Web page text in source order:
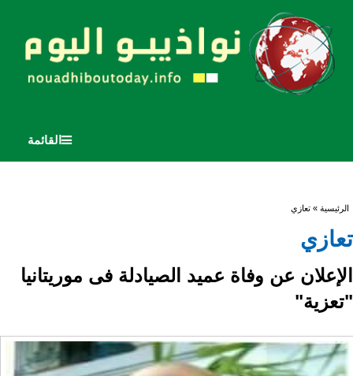
القائمة
أنت هنا
الرئيسية » تعازي
تعازي
الإعلان عن وفاة عميد الصيادلة فى موريتانيا
"تعزية"